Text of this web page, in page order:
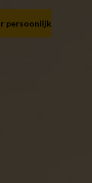
persoonlijk